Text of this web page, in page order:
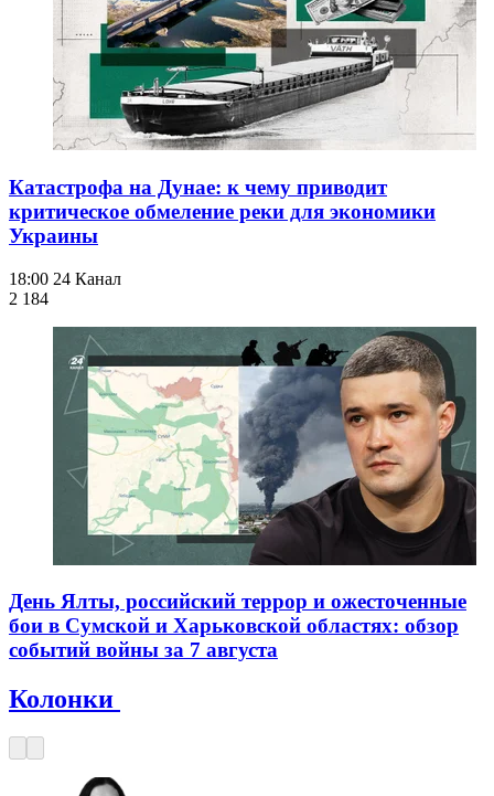
Катастрофа на Дунае: к чему приводит
критическое обмеление реки для экономики
Украины
18:00 24 Канал
2 184
День Ялты, российский террор и ожесточенные
бои в Сумской и Харьковской областях: обзор
событий войны за 7 августа
Колонки